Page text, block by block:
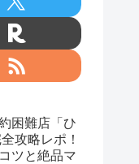
困難店「ひ
攻略レポ！
ツと絶品マ